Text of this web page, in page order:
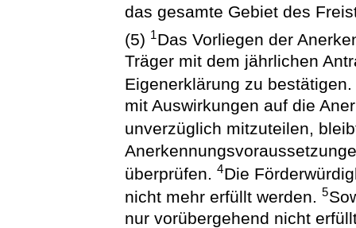
das gesamte Gebiet des
(5) 1Das Vorliegen der
Träger mit dem jährlichen
Eigenerklärung zu
mit Auswirkungen auf die
unverzüglich mitzuteilen,
überprüfen.4Die
nicht mehr erfüllt werden.5
nur vorübergehend nicht